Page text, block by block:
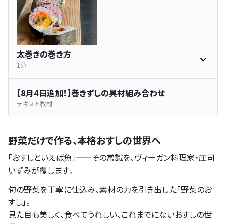
太巻きの巻き方
1分
【8月4日追加！】巻きずしの具材組み合わせ
テキスト教材
野菜だけで作る、本格おすしの世界へ
「おすしといえば魚」——その常識を、ヴィーガン料理家・庄司
いずみが覆します。
旬の野菜を丁寧に仕込み、素材の力を引き出した「野菜のお
すし」。
見た目も美しく、食べてうれしい、これまでにないおすしの世